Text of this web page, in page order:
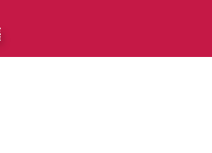
des cookies